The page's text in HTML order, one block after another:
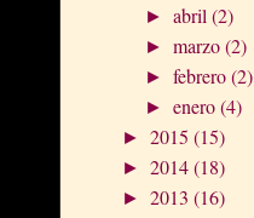
►abril(2)
►marzo(2)
►febrero(2)
►enero(4)
► 2015 (15)
► 2014(18)
► 2013 (16)